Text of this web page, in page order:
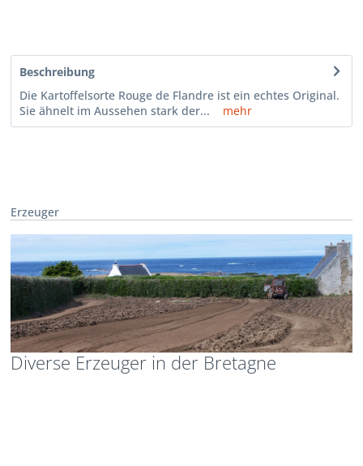
Beschreibung
Die Kartoffelsorte Rouge de Flandre ist ein echtes Original.
Sie ähnelt im Aussehen stark der...
mehr
Erzeuger
Diverse Erzeuger in der Bretagne